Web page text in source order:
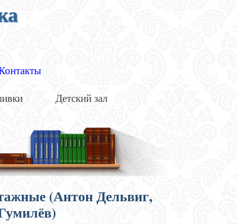
Детский зал
(Антон Дельвиг,